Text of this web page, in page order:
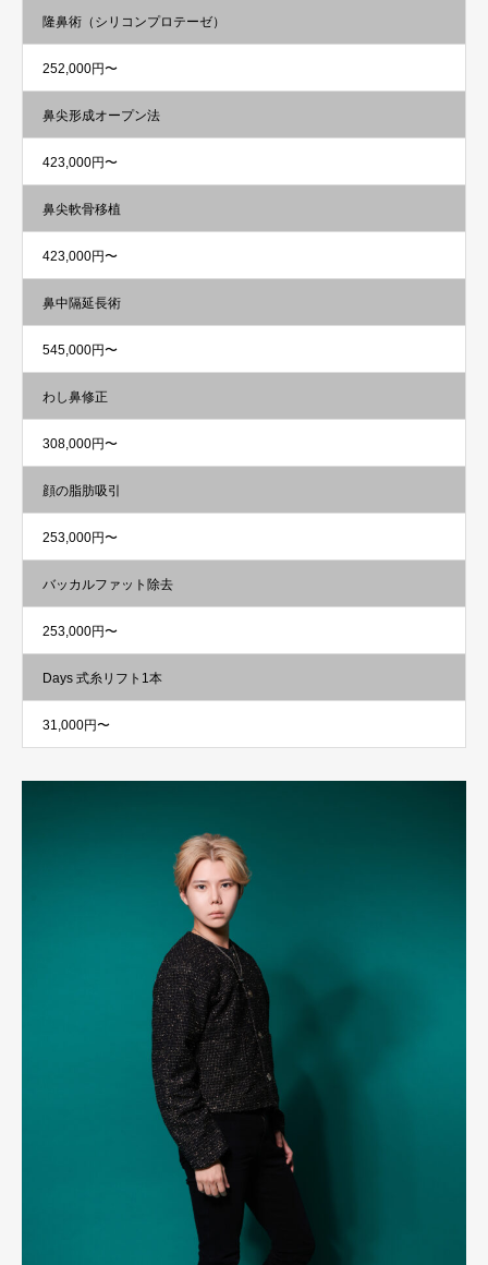
隆鼻術（シリコンプロテーゼ）
252,000円〜
鼻尖形成オープン法
423,000円〜
鼻尖軟骨移植
423,000円〜
鼻中隔延長術
545,000円〜
わし鼻修正
308,000円〜
顔の脂肪吸引
253,000円〜
バッカルファット除去
253,000円〜
Days 式糸リフト1本
31,000円〜